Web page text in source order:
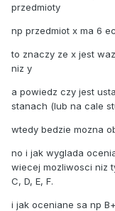
przedmioty
np przedmiot x ma 6
to znaczy ze x jest
niz y
a powiedz czy jest
stanach (lub na cale
wtedy bedzie mozna
no i jak wyglada
wiecej mozliwosci niz
C, D, E, F.
i jak oceniane sa np